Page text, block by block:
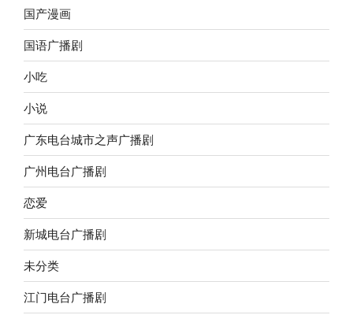
国产漫画
国语广播剧
小吃
小说
广东电台城市之声广播剧
广州电台广播剧
恋爱
新城电台广播剧
未分类
江门电台广播剧